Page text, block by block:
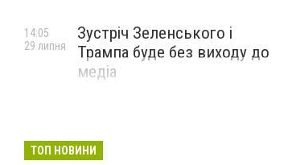
Зустріч Зеленського і
Трампа буде без виходу до
медіа
14:05
29 липня
ТОП НОВИНИ